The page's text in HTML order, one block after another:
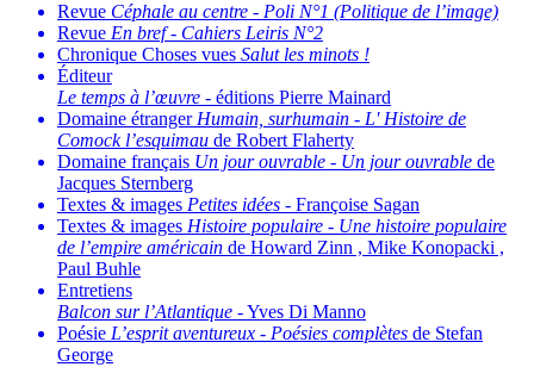
Revue Céphale au centre - Poli N°1 (Politique de l’image)
Revue En bref - Cahiers Leiris N°2
Chronique Choses vues Salut les minots !
Éditeur
Le temps à l’œuvre - éditions Pierre Mainard
Domaine étranger Humain, surhumain - L' Histoire de
Comock l’esquimau de Robert Flaherty
Domaine français Un jour ouvrable - Un jour ouvrable de
Jacques Sternberg
Textes & images Petites idées - Françoise Sagan
Textes & images Histoire populaire - Une histoire populaire
de l’empire américain de Howard Zinn , Mike Konopacki ,
Paul Buhle
Entretiens
Balcon sur l’Atlantique - Yves Di Manno
Poésie L’esprit aventureux - Poésies complètes de Stefan
George